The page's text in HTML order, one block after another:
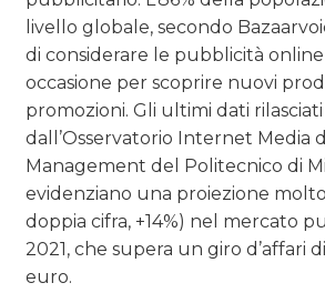
livello globale, secondo
di considerare le pubblicità
occasione per scoprire nuovi
promozioni. Gli ultimi dati
dall’Osservatorio Internet Media
Management del Politecnico di
evidenziano una proiezione
doppia cifra, +14%) nel mercato
2021, che supera un giro d’affari
euro.